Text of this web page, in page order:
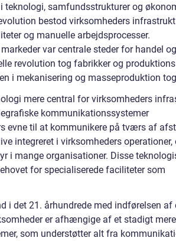
teknologi, samfundsstrukturer og
bestod virksomheders
og manuelle arbejdsprocesser.
var centrale steder for handel og
revolution tog fabrikker og
i mekanisering og masseproduktion
mere central for virksomheders
kommunikationssystemer
evne til at kommunikere på tværs af
integreret i virksomheders operationer,
i mange organisationer. Disse
for specialiserede faciliteter som
i det 21. århundrede med indførelsen af
er afhængige af et stadigt mere
som understøtter alt fra